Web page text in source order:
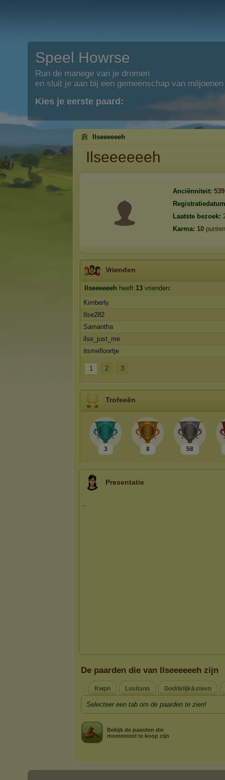
Speel Howrse
Run de manege van je dromen
en sluit je aan bij een gemeenschap van
Kies je eerste paard:
Ilseeeeeeh
Ilseeeeeeh
Anciënniteit: 539
Laatste bezoek:
Karma: 10 punten
Vrienden
Ilseeeeeeh heeft 13 vrienden:
Kimberly.
Ilse282
Samantha
ilse_just_me
itsmefloortje
1 2 3
Trofeeën
3 8 58
Presentatie
De paarden die van Ilseeeeeeh zijn
Kwpn Lusitano Goddelijk&steen
Selecteer een tab om de paarden te zien!
Bekijk de paarden die
momenteel te koop zijn